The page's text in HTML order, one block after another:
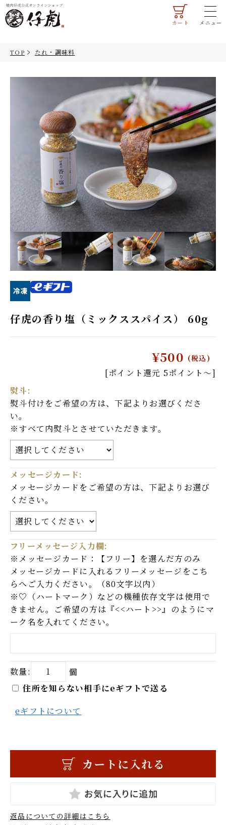
カート メニュー
商品一覧
すべての商品 ギフト・詰合せ
お試しセット
米沢牛
すき焼き肉
米沢牛
しゃぶしゃぶ肉
米沢牛
焼肉・ステーキ肉
たれ・調味料 冷麺
キムチ・漬物
デザート
eギフト対象商品
法人向け商品
メールマガジン登録
仔虎 店舗サイト
Instagram
TOP たれ・調味料
仔虎の香り塩（ミックススパイス） 60g
¥500 (税込)
[ポイント還元 5ポイント〜]
熨斗:
熨斗付けをご希望の方は、下記よりお選びくださ
い。
※すべて内熨斗とさせていただきます。
メッセージカード:
メッセージカードをご希望の方は、下記よりお選び
ください。
フリーメッセージ入力欄:
※メッセージカード：【フリー】を選んだ方のみ
メッセージカードに入れるフリーメッセージをこち
らへご入力ください。（80文字以内）
※♡（ハートマーク）などの機種依存文字は使用で
きません。ご希望の方は『<<ハート>>』のようにマ
ーク名を入れてください。
数量:
個
住所を知らない相手にeギフトで送る
eギフトについて
返品についての詳細はこちら